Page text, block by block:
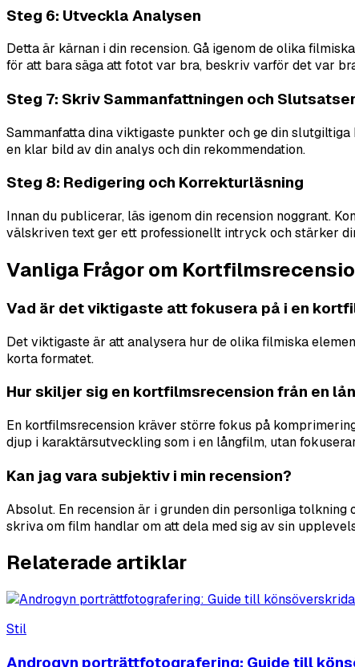
Steg 6: Utveckla Analysen
Detta är kärnan i din recension. Gå igenom de olika
för att bara säga att fotot var bra, beskriv varför det var
Steg 7: Skriv Sammanfattningen och
Sammanfatta dina viktigaste punkter och ge din
en klar bild av din analys och din rekommendation.
Steg 8: Redigering och Korrekturläsning
Innan du publicerar, läs igenom din recension noggrant.
välskriven text ger ett professionellt intryck och stärker
Vanliga Frågor om
Vad är det viktigaste att fokusera på i en
Det viktigaste är att analysera hur de olika filmiska
korta formatet.
Hur skiljer sig en kortfilmsrecension från en
En kortfilmsrecension kräver större fokus på
djup i karaktärsutveckling som i en långfilm, utan
Kan jag vara subjektiv i min recension?
Absolut. En recension är i grunden din personliga
skriva om film handlar om att dela med sig av sin
Relaterade artiklar
Stil
Androgyn porträttfotografering: Guide till